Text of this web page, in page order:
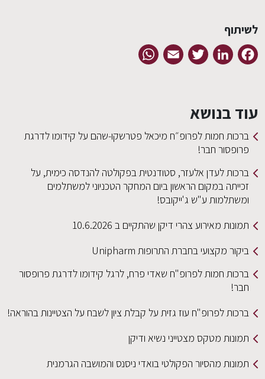
לשיתוף
Facebook
LinkedIn
Twitter
Email
עוד בנושא
ברכות חמות לפרופ״ח מיכאל פטרשקו-שהם על קידומו לדרגת
פרופסור חבר!
ברכות לעדן אלעזר, סטודנטית בפקולטה להנדסה כימית, על
זכייתה במקום הראשון ביום המחקר הטכניוני למשתלמים
ומשתלמות ע"ש ג'ייקובס!
תמונות מאירוע צהרי דיקן שהתקיים ב 10.6.2026
ביקור מקצועי בחברת התרופות Unipharm
ברכות חמות לפרופ"ח שאדי פרח, לרגל קידומו לדרגת פרופסור
חבר!
ברכות לפרופ"ח עוז גזית על קבלת ציון לשבח על הצטיינות בהוראה!
תמונות מטקס מצטייני נשיא ודיקן
תמונות מהסיור הפקולטי בואדי ניסנס והמושבה הגרמנית